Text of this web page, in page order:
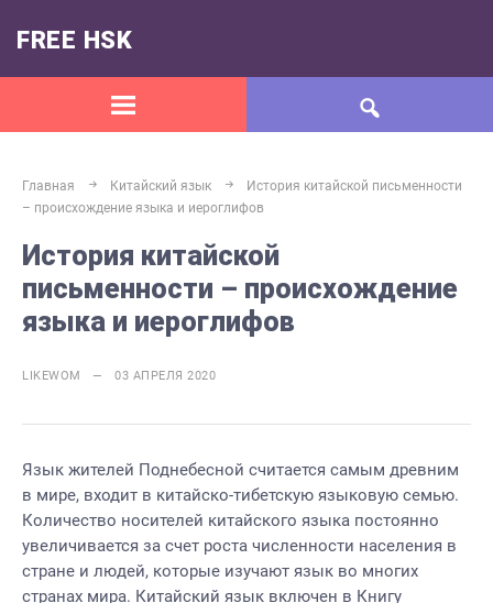
FREE HSK
Главная Китайский язык
История китайской письменности
– происхождение языка и иероглифов
История китайской
письменности – происхождение
языка и иероглифов
LIKEWOM — 03 АПРЕЛЯ 2020
Язык жителей Поднебесной считается самым древним
в мире, входит в китайско-тибетскую языковую семью.
Количество носителей китайского языка постоянно
увеличивается за счет роста численности населения в
стране и людей, которые изучают язык во многих
странах мира. Китайский язык включен в Книгу